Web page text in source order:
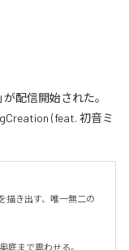
配信開始された。
(feat. 初音ミ